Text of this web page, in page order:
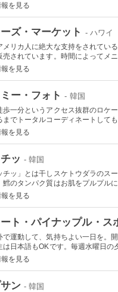
を見る
ズ・マーケット - ハワイ
メリカ人に絶大な支持をされてい
売されています。時間によってメ
を見る
ー・フォト - 韓国
歩一分というアクセス抜群のロケ
までトータルコーディネートして
を見る
ッ - 韓国
チッ」とは干しスケトウダラの
鱈のタンパク質はお肌をプルプル
を見る
ト・パイナップル・ス
で運動して、気持ちよい一日を。
は日本語もOKです。毎週水曜日の
を見る
ン - 韓国